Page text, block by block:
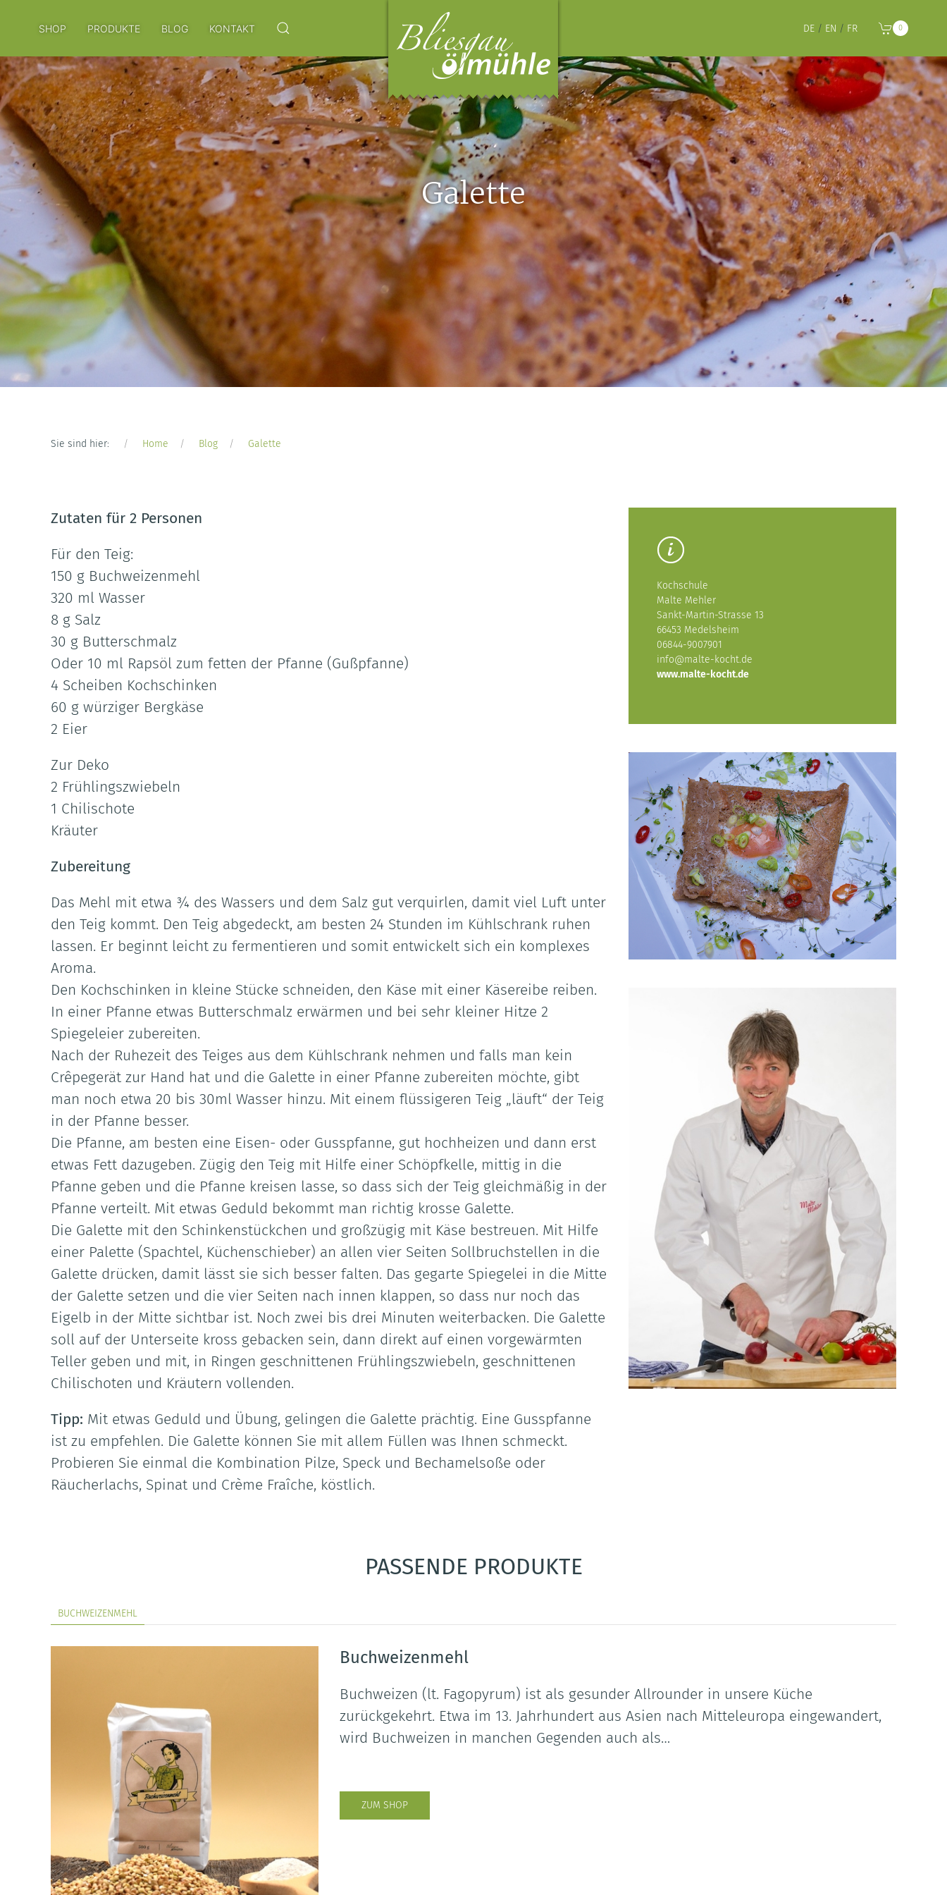
SHOP PRODUKTE BLOG KONTAKT DE / EN / FR 0
Galette
Sie sind hier: Home Blog Galette
Zutaten für 2 Personen
Für den Teig:
150 g Buchweizenmehl
320 ml Wasser
8 g Salz
30 g Butterschmalz
Oder 10 ml Rapsöl zum fetten der Pfanne (Gußpfanne)
4 Scheiben Kochschinken
60 g würziger Bergkäse
2 Eier
Zur Deko
2 Frühlingszwiebeln
1 Chilischote
Kräuter
Zubereitung
Das Mehl mit etwa ¾ des Wassers und dem Salz gut verquirlen, damit viel Luft unter
den Teig kommt. Den Teig abgedeckt, am besten 24 Stunden im Kühlschrank ruhen
lassen. Er beginnt leicht zu fermentieren und somit entwickelt sich ein komplexes
Aroma.
Den Kochschinken in kleine Stücke schneiden, den Käse mit einer Käsereibe reiben.
In einer Pfanne etwas Butterschmalz erwärmen und bei sehr kleiner Hitze 2
Spiegeleier zubereiten.
Nach der Ruhezeit des Teiges aus dem Kühlschrank nehmen und falls man kein
Crêpegerät zur Hand hat und die Galette in einer Pfanne zubereiten möchte, gibt
man noch etwa 20 bis 30ml Wasser hinzu. Mit einem flüssigeren Teig „läuft“ der Teig
in der Pfanne besser.
Die Pfanne, am besten eine Eisen- oder Gusspfanne, gut hochheizen und dann erst
etwas Fett dazugeben. Zügig den Teig mit Hilfe einer Schöpfkelle, mittig in die
Pfanne geben und die Pfanne kreisen lasse, so dass sich der Teig gleichmäßig in der
Pfanne verteilt. Mit etwas Geduld bekommt man richtig krosse Galette.
Die Galette mit den Schinkenstückchen und großzügig mit Käse bestreuen. Mit Hilfe
einer Palette (Spachtel, Küchenschieber) an allen vier Seiten Sollbruchstellen in die
Galette drücken, damit lässt sie sich besser falten. Das gegarte Spiegelei in die Mitte
der Galette setzen und die vier Seiten nach innen klappen, so dass nur noch das
Eigelb in der Mitte sichtbar ist. Noch zwei bis drei Minuten weiterbacken. Die Galette
soll auf der Unterseite kross gebacken sein, dann direkt auf einen vorgewärmten
Teller geben und mit, in Ringen geschnittenen Frühlingszwiebeln, geschnittenen
Chilischoten und Kräutern vollenden.
Tipp: Mit etwas Geduld und Übung, gelingen die Galette prächtig. Eine Gusspfanne
ist zu empfehlen. Die Galette können Sie mit allem Füllen was Ihnen schmeckt.
Probieren Sie einmal die Kombination Pilze, Speck und Bechamelsoße oder
Räucherlachs, Spinat und Crème Fraîche, köstlich.
Kochschule
Malte Mehler
Sankt-Martin-Strasse 13
66453 Medelsheim
06844-9007901
info@malte-kocht.de
www.malte-kocht.de
PASSENDE PRODUKTE
BUCHWEIZENMEHL
Buchweizenmehl
Buchweizen (lt. Fagopyrum) ist als gesunder Allrounder in unsere Küche
zurückgekehrt. Etwa im 13. Jahrhundert aus Asien nach Mitteleuropa eingewandert,
wird Buchweizen in manchen Gegenden auch als…
ZUM SHOP